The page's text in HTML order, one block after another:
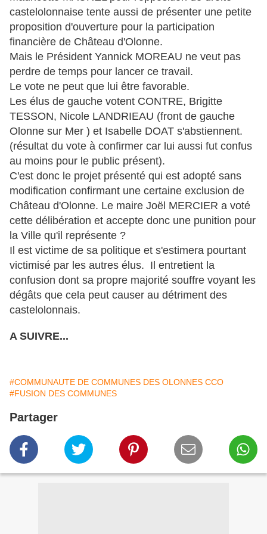
castelolonnaise tente aussi de présenter une petite
proposition d'ouverture pour la participation
financière de Château d'Olonne.
Mais le Président Yannick MOREAU ne veut pas
perdre de temps pour lancer ce travail.
Le vote ne peut que lui être favorable.
Les élus de gauche votent CONTRE, Brigitte
TESSON, Nicole LANDRIEAU (front de gauche
Olonne sur Mer ) et Isabelle DOAT s'abstiennent.
(résultat du vote à confirmer car lui aussi fut confus
au moins pour le public présent).
C'est donc le projet présenté qui est adopté sans
modification confirmant une certaine exclusion de
Château d'Olonne. Le maire Joël MERCIER a voté
cette délibération et accepte donc une punition pour
la Ville qu'il représente ?
Il est victime de sa politique et s'estimera pourtant
victimisé par les autres élus. Il entretient la
confusion dont sa propre majorité souffre voyant les
dégâts que cela peut causer au détriment des
castelolonnais.
A SUIVRE...
#COMMUNAUTE DE COMMUNES DES OLONNES CCO
#FUSION DES COMMUNES
Partager